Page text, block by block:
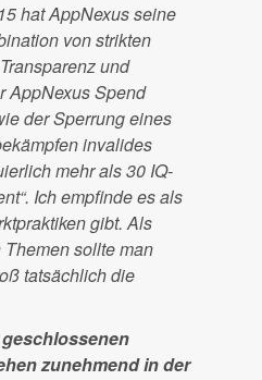
hat AppNexus seine
von strikten
und
AppNexus Spend
der Sperrung eines
invalides
mehr als 30 IQ-
Ich empfinde es als
gibt. Als
sollte man
tatsächlich die
zunehmend in der